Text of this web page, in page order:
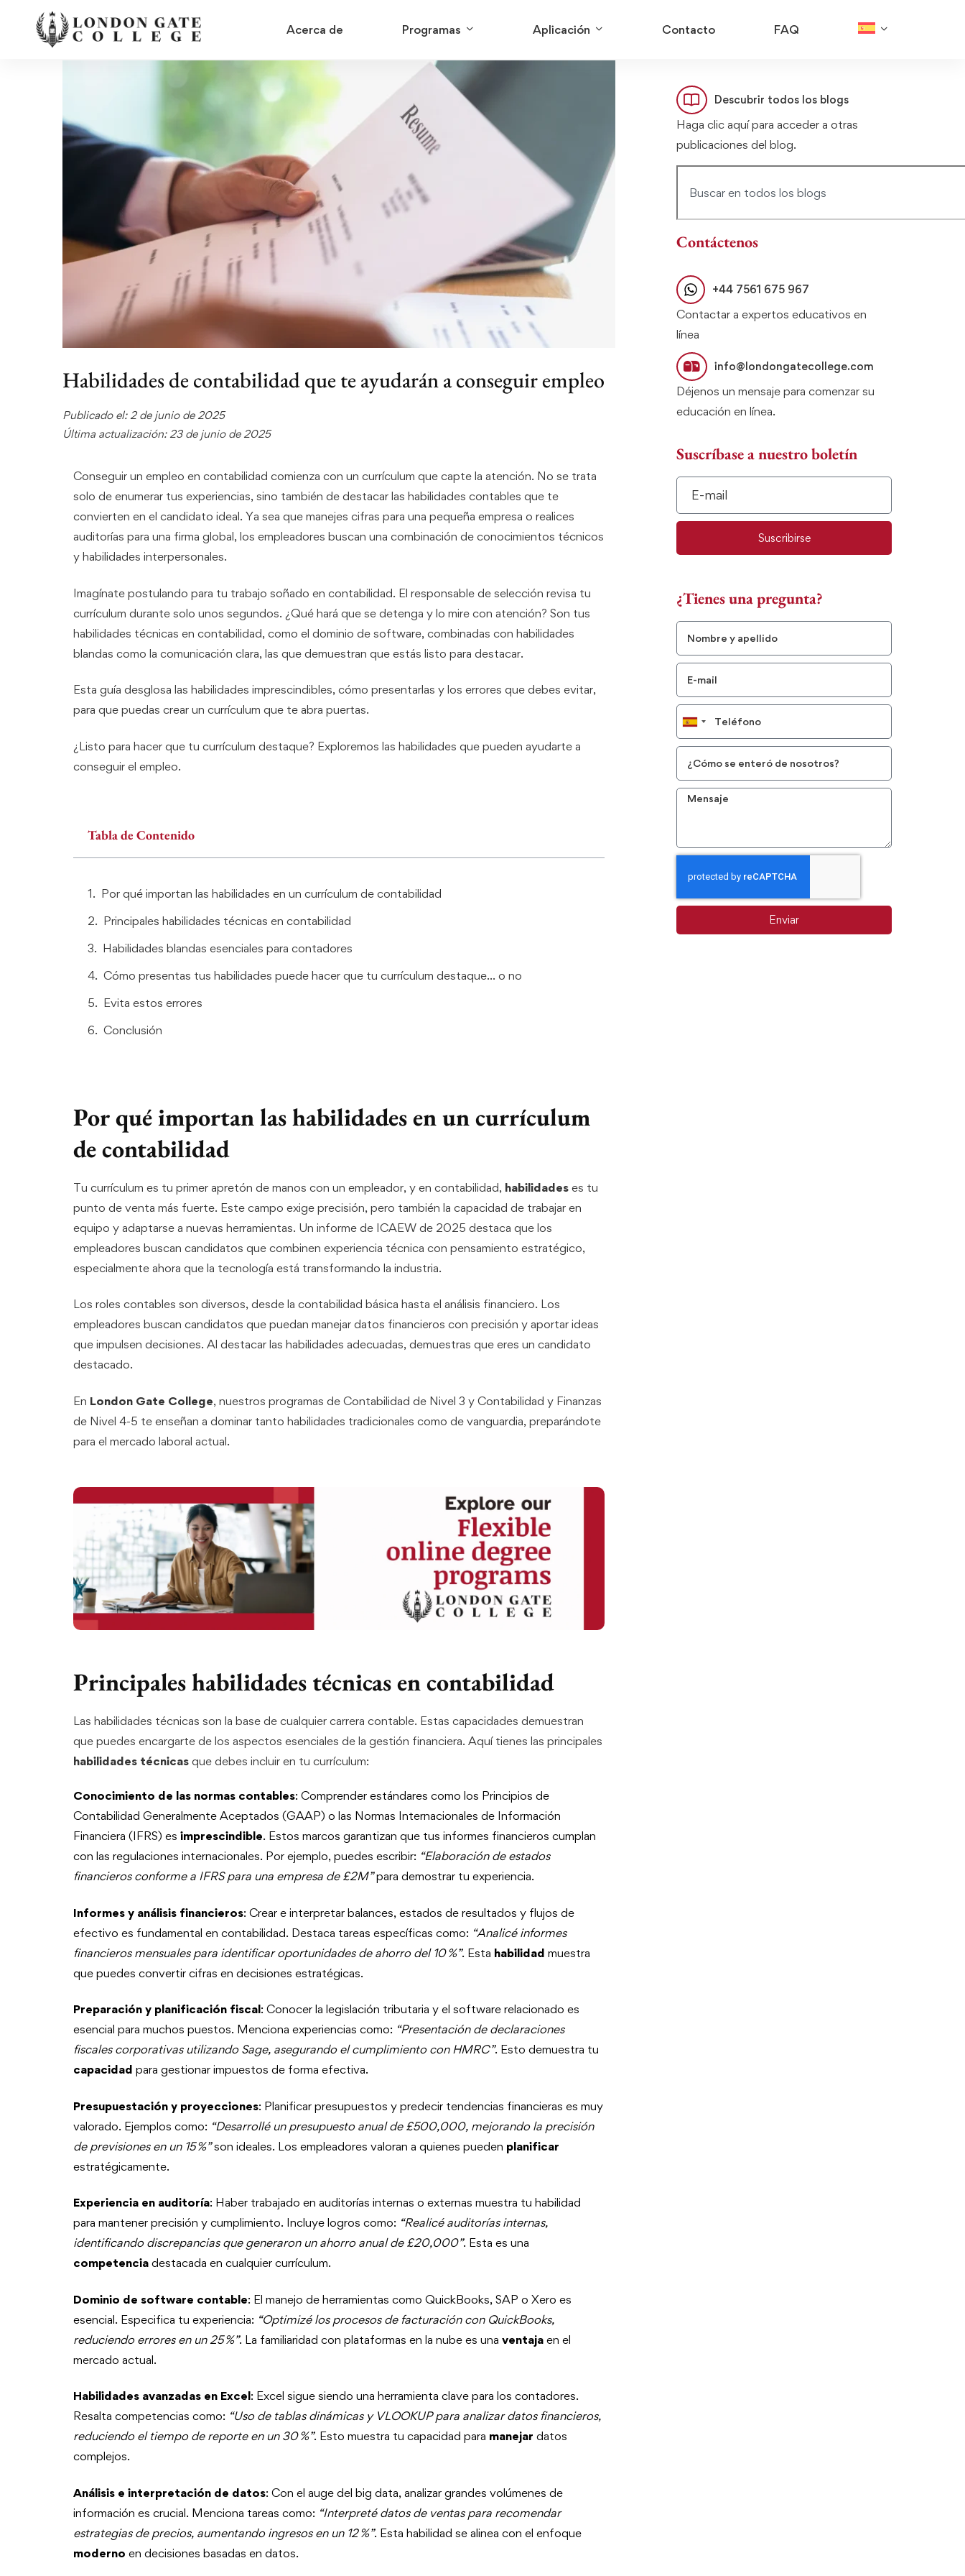
Acerca de Programas Aplicación Contacto FAQ
Habilidades de contabilidad que te ayudarán a conseguir empleo
Publicado el: 2 de junio de 2025
Última actualización: 23 de junio de 2025
Conseguir un empleo en contabilidad comienza con un currículum que capte la atención. No se trata
solo de enumerar tus experiencias, sino también de destacar las habilidades contables que te
convierten en el candidato ideal. Ya sea que manejes cifras para una pequeña empresa o realices
auditorías para una firma global, los empleadores buscan una combinación de conocimientos técnicos
y habilidades interpersonales.
Imagínate postulando para tu trabajo soñado en contabilidad. El responsable de selección revisa tu
currículum durante solo unos segundos. ¿Qué hará que se detenga y lo mire con atención? Son tus
habilidades técnicas en contabilidad, como el dominio de software, combinadas con habilidades
blandas como la comunicación clara, las que demuestran que estás listo para destacar.
Esta guía desglosa las habilidades imprescindibles, cómo presentarlas y los errores que debes evitar,
para que puedas crear un currículum que te abra puertas.
¿Listo para hacer que tu currículum destaque? Exploremos las habilidades que pueden ayudarte a
conseguir el empleo.
Tabla de Contenido
Por qué importan las habilidades en un currículum de contabilidad
Principales habilidades técnicas en contabilidad
Habilidades blandas esenciales para contadores
Cómo presentas tus habilidades puede hacer que tu currículum destaque… o no
Evita estos errores
Conclusión
Por qué importan las habilidades en un currículum
de contabilidad
Tu currículum es tu primer apretón de manos con un empleador, y en contabilidad, habilidades es tu
punto de venta más fuerte. Este campo exige precisión, pero también la capacidad de trabajar en
equipo y adaptarse a nuevas herramientas. Un informe de ICAEW de 2025 destaca que los
empleadores buscan candidatos que combinen experiencia técnica con pensamiento estratégico,
especialmente ahora que la tecnología está transformando la industria.
Los roles contables son diversos, desde la contabilidad básica hasta el análisis financiero. Los
empleadores buscan candidatos que puedan manejar datos financieros con precisión y aportar ideas
que impulsen decisiones. Al destacar las habilidades adecuadas, demuestras que eres un candidato
destacado.
En London Gate College, nuestros programas de Contabilidad de Nivel 3 y Contabilidad y Finanzas
de Nivel 4-5 te enseñan a dominar tanto habilidades tradicionales como de vanguardia, preparándote
para el mercado laboral actual.
Principales habilidades técnicas en contabilidad
Las habilidades técnicas son la base de cualquier carrera contable. Estas capacidades demuestran
que puedes encargarte de los aspectos esenciales de la gestión financiera. Aquí tienes las principales
habilidades técnicas que debes incluir en tu currículum:
Conocimiento de las normas contables: Comprender estándares como los Principios de
Contabilidad Generalmente Aceptados (GAAP) o las Normas Internacionales de Información
Financiera (IFRS) es imprescindible. Estos marcos garantizan que tus informes financieros cumplan
con las regulaciones internacionales. Por ejemplo, puedes escribir: “Elaboración de estados
financieros conforme a IFRS para una empresa de £2M”para demostrar tu experiencia.
Informes y análisis financieros: Crear e interpretar balances, estados de resultados y flujos de
efectivo es fundamental en contabilidad. Destaca tareas específicas como: “Analicé informes
financieros mensuales para identificar oportunidades de ahorro del 10 %”. Esta habilidad muestra
que puedes convertir cifras en decisiones estratégicas.
Preparación y planificación fiscal: Conocer la legislación tributaria y el software relacionado es
esencial para muchos puestos. Menciona experiencias como: “Presentación de declaraciones
fiscales corporativas utilizando Sage, asegurando el cumplimiento con HMRC”. Esto demuestra tu
capacidad para gestionar impuestos de forma efectiva.
Presupuestación y proyecciones: Planificar presupuestos y predecir tendencias financieras es muy
valorado. Ejemplos como: “Desarrollé un presupuesto anual de £500,000, mejorando la precisión
de previsiones en un 15 %”son ideales. Los empleadores valoran a quienes pueden planificar
estratégicamente.
Experiencia en auditoría: Haber trabajado en auditorías internas o externas muestra tu habilidad
para mantener precisión y cumplimiento. Incluye logros como: “Realicé auditorías internas,
identificando discrepancias que generaron un ahorro anual de £20,000”. Esta es una
competencia destacada en cualquier currículum.
Dominio de software contable: El manejo de herramientas como QuickBooks, SAP o Xero es
esencial. Especifica tu experiencia: “Optimizé los procesos de facturación con QuickBooks,
reduciendo errores en un 25 %”. La familiaridad con plataformas en la nube es una ventaja en el
mercado actual.
Habilidades avanzadas en Excel: Excel sigue siendo una herramienta clave para los contadores.
Resalta competencias como: “Uso de tablas dinámicas y VLOOKUP para analizar datos financieros,
reduciendo el tiempo de reporte en un 30 %”. Esto muestra tu capacidad para manejar datos
complejos.
Análisis e interpretación de datos: Con el auge del big data, analizar grandes volúmenes de
información es crucial. Menciona tareas como: “Interpreté datos de ventas para recomendar
estrategias de precios, aumentando ingresos en un 12 %”. Esta habilidad se alinea con el enfoque
moderno en decisiones basadas en datos.
Descubrir todos los blogs
Haga clic aquí para acceder a otras
publicaciones del blog.
Contáctenos
+44 7561 675 967
Contactar a expertos educativos en
línea
info@londongatecollege.com
Déjenos un mensaje para comenzar su
educación en línea.
Suscríbase a nuestro boletín
Suscribirse
¿Tienes una pregunta?
Spain
+34
Enviar